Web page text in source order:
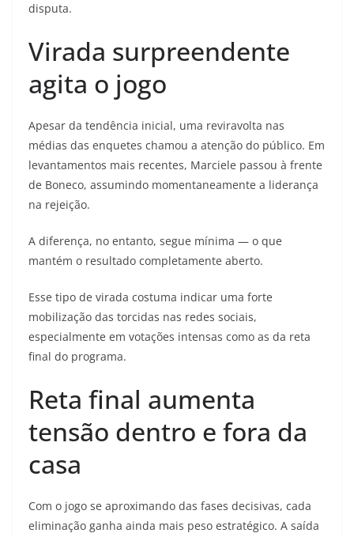
disputa.
Virada surpreendente
agita o jogo
Apesar da tendência inicial, uma reviravolta nas
médias das enquetes chamou a atenção do público. Em
levantamentos mais recentes, Marciele passou à frente
de Boneco, assumindo momentaneamente a liderança
na rejeição.
A diferença, no entanto, segue mínima — o que
mantém o resultado completamente aberto.
Esse tipo de virada costuma indicar uma forte
mobilização das torcidas nas redes sociais,
especialmente em votações intensas como as da reta
final do programa.
Reta final aumenta
tensão dentro e fora da
casa
Com o jogo se aproximando das fases decisivas, cada
eliminação ganha ainda mais peso estratégico. A saída